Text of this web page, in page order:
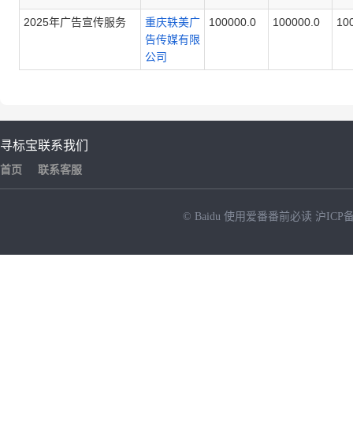
2025年广告宣传服务
重庆轶美广
告传媒有限
公司
100000.0 100000.0
寻标宝
首页
联系我们
联系客服
© Baidu 使用爱番番前必读 沪ICP